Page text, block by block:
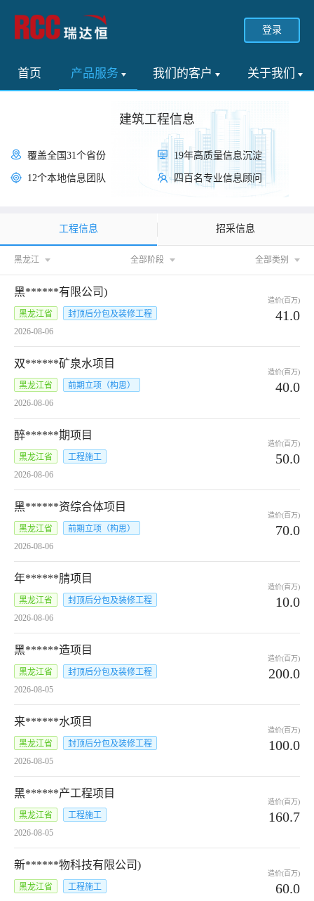
登录
首页 产品服务 我们的客户 关于我们
建筑工程信息
覆盖全国31个省份
12个本地信息团队
19年高质量信息沉淀
四百名专业信息顾问
工程信息 招采信息
黑龙江 全部阶段 全部类别
黑******有限公司)
黑龙江省
封顶后分包及装修工程
2026-08-06
造价(百万)
41.0
双******矿泉水项目
黑龙江省
前期立项（构思）
2026-08-06
造价(百万)
40.0
醉******期项目
黑龙江省
工程施工
2026-08-06
造价(百万)
50.0
黑******资综合体项目
黑龙江省
前期立项（构思）
2026-08-06
造价(百万)
70.0
年******腈项目
黑龙江省
封顶后分包及装修工程
2026-08-06
造价(百万)
10.0
黑******造项目
黑龙江省
封顶后分包及装修工程
2026-08-05
造价(百万)
200.0
来******水项目
黑龙江省
封顶后分包及装修工程
2026-08-05
造价(百万)
100.0
黑******产工程项目
黑龙江省
工程施工
2026-08-05
造价(百万)
160.7
新******物科技有限公司)
黑龙江省
工程施工
造价(百万)
60.0